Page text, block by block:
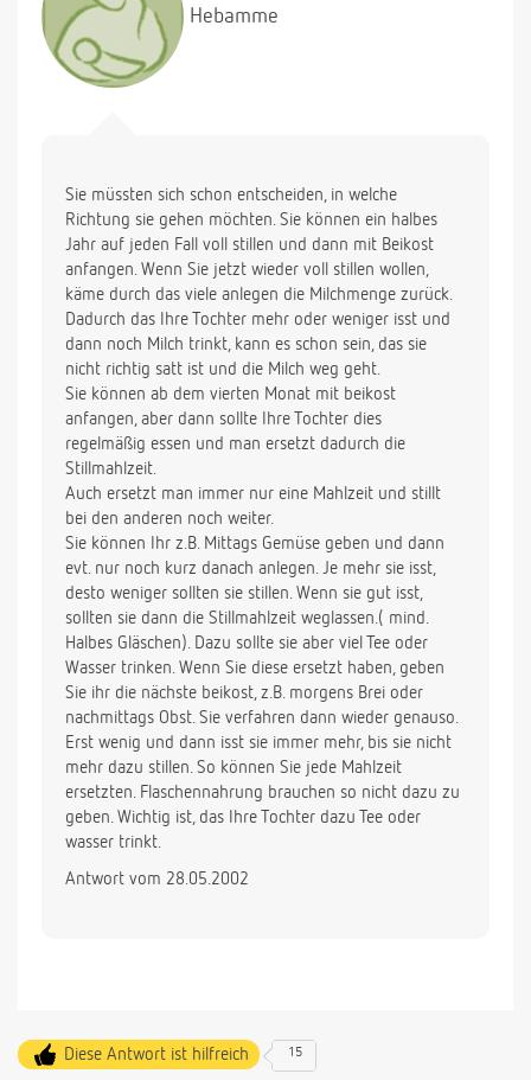
Hebamme
Sie müssten sich schon entscheiden, in welche
Richtung sie gehen möchten. Sie können ein halbes
Jahr auf jeden Fall voll stillen und dann mit Beikost
anfangen. Wenn Sie jetzt wieder voll stillen wollen,
käme durch das viele anlegen die Milchmenge zurück.
Dadurch das Ihre Tochter mehr oder weniger isst und
dann noch Milch trinkt, kann es schon sein, das sie
nicht richtig satt ist und die Milch weg geht.
Sie können ab dem vierten Monat mit beikost
anfangen, aber dann sollte Ihre Tochter dies
regelmäßig essen und man ersetzt dadurch die
Stillmahlzeit.
Auch ersetzt man immer nur eine Mahlzeit und stillt
bei den anderen noch weiter.
Sie können Ihr z.B. Mittags Gemüse geben und dann
evt. nur noch kurz danach anlegen. Je mehr sie isst,
desto weniger sollten sie stillen. Wenn sie gut isst,
sollten sie dann die Stillmahlzeit weglassen.( mind.
Halbes Gläschen). Dazu sollte sie aber viel Tee oder
Wasser trinken. Wenn Sie diese ersetzt haben, geben
Sie ihr die nächste beikost, z.B. morgens Brei oder
nachmittags Obst. Sie verfahren dann wieder genauso.
Erst wenig und dann isst sie immer mehr, bis sie nicht
mehr dazu stillen. So können Sie jede Mahlzeit
ersetzten. Flaschennahrung brauchen so nicht dazu zu
geben. Wichtig ist, das Ihre Tochter dazu Tee oder
wasser trinkt.
Antwort vom 28.05.2002
Diese Antwort ist hilfreich 15